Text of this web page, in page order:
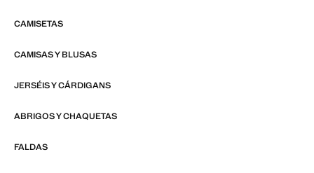
CAMISETAS
CAMISAS Y BLUSAS
JERSÉIS Y CÁRDIGANS
ABRIGOS Y CHAQUETAS
FALDAS